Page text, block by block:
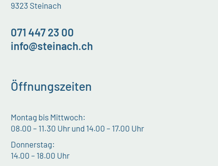
9323 Steinach
071 447 23 00
info@steinach.ch
Öffnungszeiten
Montag bis Mittwoch:
08.00 – 11.30 Uhr und 14.00 – 17.00 Uhr
Donnerstag:
14.00 – 18.00 Uhr